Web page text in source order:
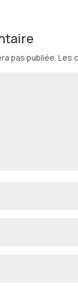
pas publiée. Les